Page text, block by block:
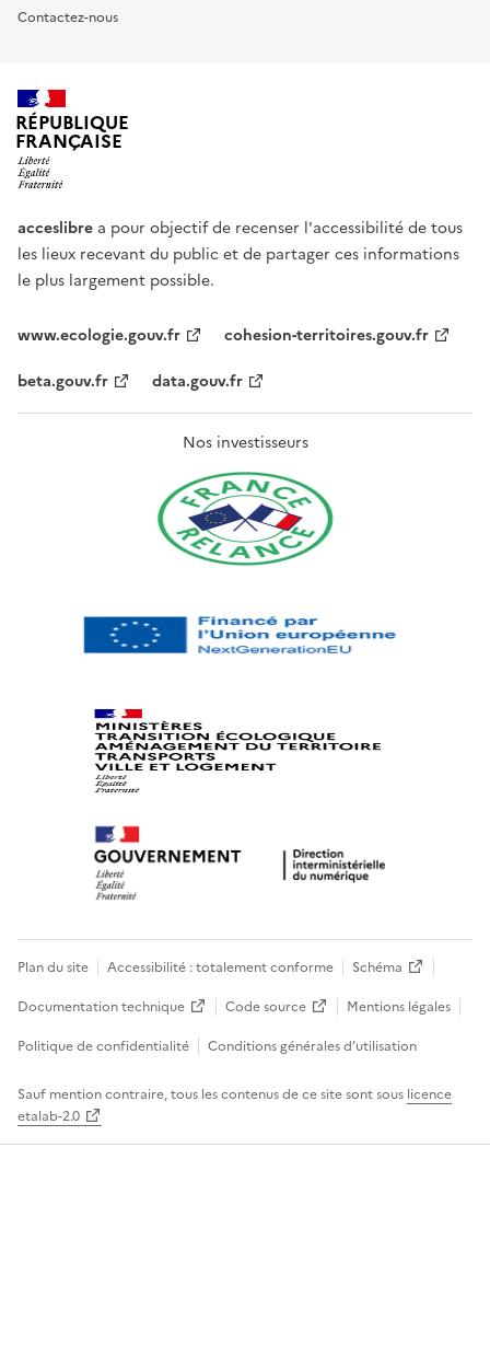
Contactez-nous
RÉPUBLIQUE
FRANÇAISE
acceslibre a pour objectif de recenser l'accessibilité de tous
les lieux recevant du public et de partager ces informations
le plus largement possible.
www.ecologie.gouv.fr
cohesion-territoires.gouv.fr
beta.gouv.fr
data.gouv.fr
Nos investisseurs
Plan du site Accessibilité : totalement conforme
Schéma
Documentation technique
Code source
Mentions légales
Politique de confidentialité
Conditions générales d’utilisation
Sauf mention contraire, tous les contenus de ce site sont sous licence
etalab-2.0